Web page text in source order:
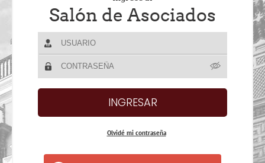
Salón de Asociados
Olvidé mi contraseña